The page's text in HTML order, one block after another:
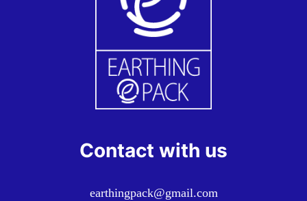
Contact with us
earthingpack@gmail.com